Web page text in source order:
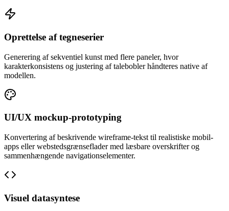
Oprettelse af tegneserier
Generering af sekventiel kunst med flere paneler, hvor
karakterkonsistens og justering af talebobler håndteres native af
modellen.
UI/UX mockup-prototyping
Konvertering af beskrivende wireframe-tekst til realistiske mobil-
apps eller webstedsgrænseflader med læsbare overskrifter og
sammenhængende navigationselementer.
Visuel datasyntese